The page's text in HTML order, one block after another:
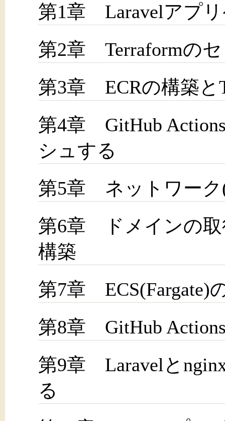
第1章 Laravelアプ
第2章 Terraformの
第3章 ECRの構築と
第4章 GitHub
シュする
第5章 ネットワーク
第6章 ドメインの取
構築
第7章 ECS(Fargate)
第8章 GitHub
第9章 Laravelと
る